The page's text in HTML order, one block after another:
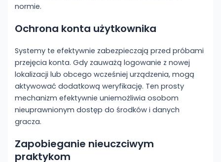
normie.
Ochrona konta użytkownika
Systemy te efektywnie zabezpieczają przed próbami
przejęcia konta. Gdy zauważą logowanie z nowej
lokalizacji lub obcego wcześniej urządzenia, mogą
aktywować dodatkową weryfikację. Ten prosty
mechanizm efektywnie uniemożliwia osobom
nieuprawnionym dostęp do środków i danych
gracza.
Zapobieganie nieuczciwym
praktykom